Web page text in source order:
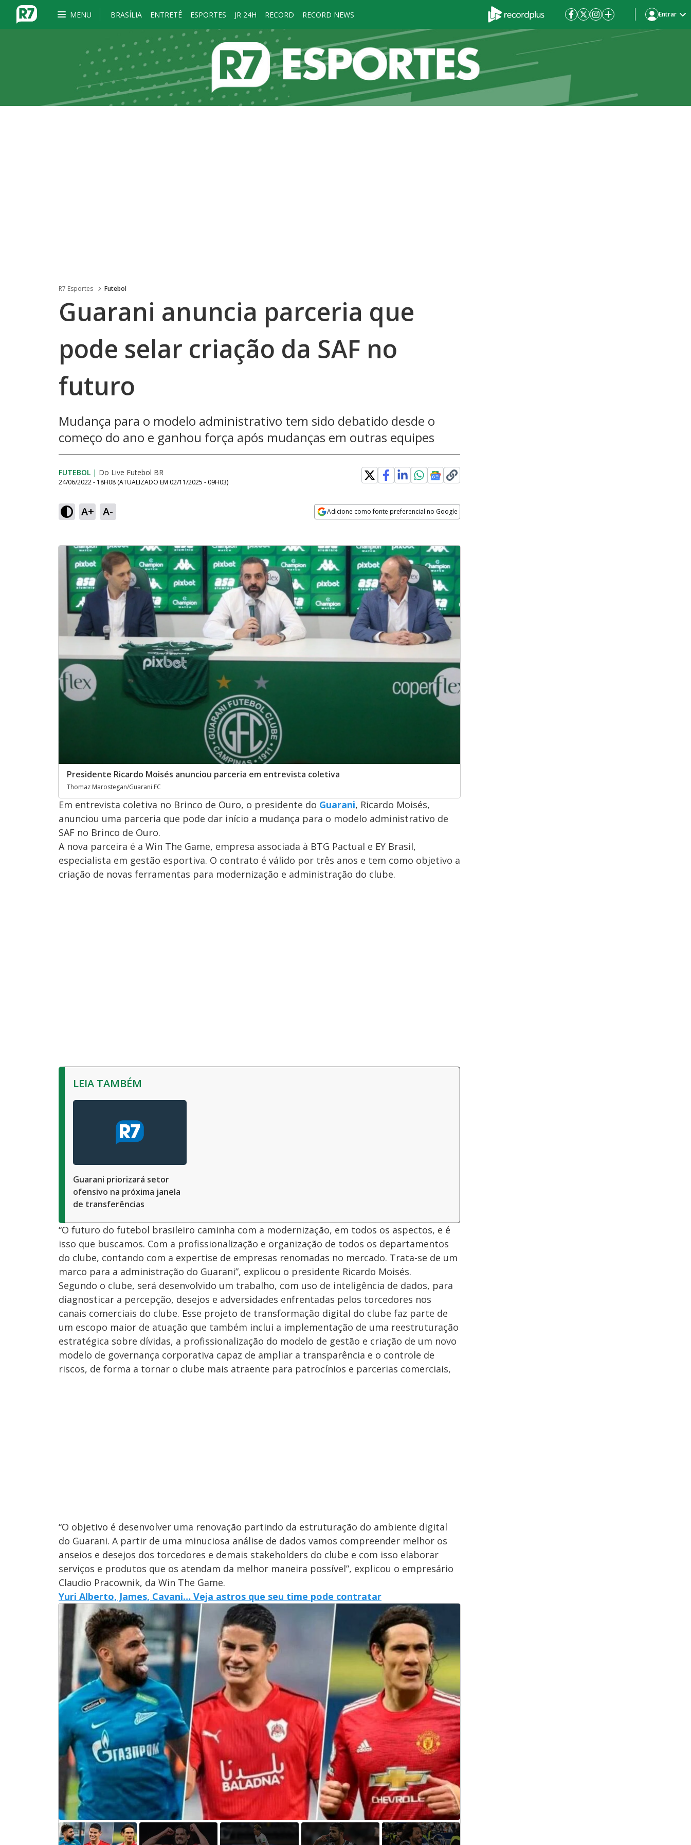
MENU BRASÍLIA ENTRETÊ ESPORTES JR 24H RECORD RECORD NEWS Entrar
R7 Esportes Futebol
Guarani anuncia parceria que
pode selar criação da SAF no
futuro
Mudança para o modelo administrativo tem sido debatido desde o
começo do ano e ganhou força após mudanças em outras equipes
FUTEBOL | Do Live Futebol BR
24/06/2022 - 18H08 (ATUALIZADO EM 02/11/2025 - 09H03)
A+ A- Adicione como fonte preferencial no Google
Presidente Ricardo Moisés anunciou parceria em entrevista coletiva
Thomaz Marostegan/Guarani FC
Em entrevista coletiva no Brinco de Ouro, o presidente do Guarani, Ricardo Moisés,
anunciou uma parceria que pode dar início a mudança para o modelo administrativo de
SAF no Brinco de Ouro.
A nova parceira é a Win The Game, empresa associada à BTG Pactual e EY Brasil,
especialista em gestão esportiva. O contrato é válido por três anos e tem como objetivo a
criação de novas ferramentas para modernização e administração do clube.
LEIA TAMBÉM
Guarani priorizará setor
ofensivo na próxima janela
de transferências
“O futuro do futebol brasileiro caminha com a modernização, em todos os aspectos, e é
isso que buscamos. Com a profissionalização e organização de todos os departamentos
do clube, contando com a expertise de empresas renomadas no mercado. Trata-se de um
marco para a administração do Guarani”, explicou o presidente Ricardo Moisés.
Segundo o clube, será desenvolvido um trabalho, com uso de inteligência de dados, para
diagnosticar a percepção, desejos e adversidades enfrentadas pelos torcedores nos
canais comerciais do clube. Esse projeto de transformação digital do clube faz parte de
um escopo maior de atuação que também inclui a implementação de uma reestruturação
estratégica sobre dívidas, a profissionalização do modelo de gestão e criação de um novo
modelo de governança corporativa capaz de ampliar a transparência e o controle de
riscos, de forma a tornar o clube mais atraente para patrocínios e parcerias comerciais,
“O objetivo é desenvolver uma renovação partindo da estruturação do ambiente digital
do Guarani. A partir de uma minuciosa análise de dados vamos compreender melhor os
anseios e desejos dos torcedores e demais stakeholders do clube e com isso elaborar
serviços e produtos que os atendam da melhor maneira possível”, explicou o empresário
Claudio Pracownik, da Win The Game.
Yuri Alberto, James, Cavani… Veja astros que seu time pode contratar